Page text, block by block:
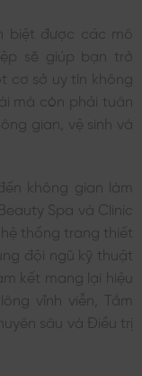
biệt được các mô
sẽ giúp bạn trở
cơ sở uy tín không
mà còn phải tuân
gian, vệ sinh và
không gian làm
Spa và Clinic
thống trang thiết
đội ngũ kỹ thuật
kết mang lại hiệu
vĩnh viễn, Tắm
sâu và Điều trị